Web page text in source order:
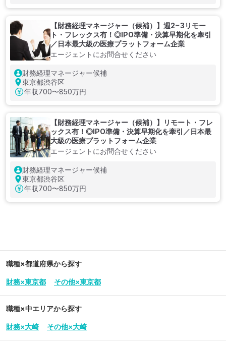
【財務経理マネージャー（候補）】週2~3リモー
ト・フレックス有！◎IPO準備・決算早期化を牽引
／日本最大級の医療プラットフォーム企業
エージェントにお問合せください
財務経理マネージャー候補
東京都渋谷区
年収700〜850万円
【財務経理マネージャー（候補）】リモート・フレ
ックス有！◎IPO準備・決算早期化を牽引／日本最
大級の医療プラットフォーム企業
エージェントにお問合せください
財務経理マネージャー候補
東京都渋谷区
年収700〜850万円
職種×都道府県から探す
財務×東京都 その他×東京都
職種×中エリアから探す
財務×大崎 その他×大崎